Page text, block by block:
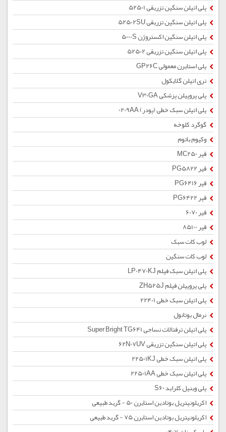
پلی اتیلن سنگین تزریقی 52501
پلی اتیلن سنگین تزریقی 52502SU
پلی اتیلن سنگین اکستروژن 5000S
پلی اتیلن سنگین تزریقی 52502
پلی استایرن معمولی GP26C
تری اتیلن گلایکول
پلی پروپیلن پزشکی V30GA
پلی اتیلن سبک خطی (پودر) 0209AA
گوگرد کلوخه
وکیوم باتوم
قیر MC250
قیر PG5822
قیر PG6416
قیر PG6422
قیر 6070
قیر 85100
لوب کات سبک
لوب کات سنگین
پلی اتیلن سبک فیلم LP0470KJ
پلی پروپیلن فیلم ZH525J
پلی اتیلن سبک خطی 22401
نرمال بوتانول
پلی اتیلن ترفتالات نساجی Super Bright TG641
پلی اتیلن سنگین تزریقی 62N07UV
پلی اتیلن سبک خطی 22501KJ
پلی اتیلن سبک خطی 22501AA
پلی وینیل کلراید S60
اکریلونیتریل بوتادین استایرن 50 - گرید طبیعی
اکریلونیتریل بوتادین استایرن 75 - گرید طبیعی